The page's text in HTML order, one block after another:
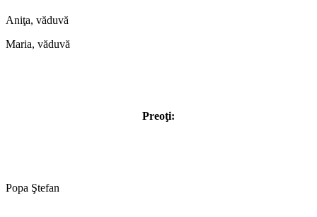
Aniţa, văduvă
Maria, văduvă
Preoţi:
Popa Ştefan